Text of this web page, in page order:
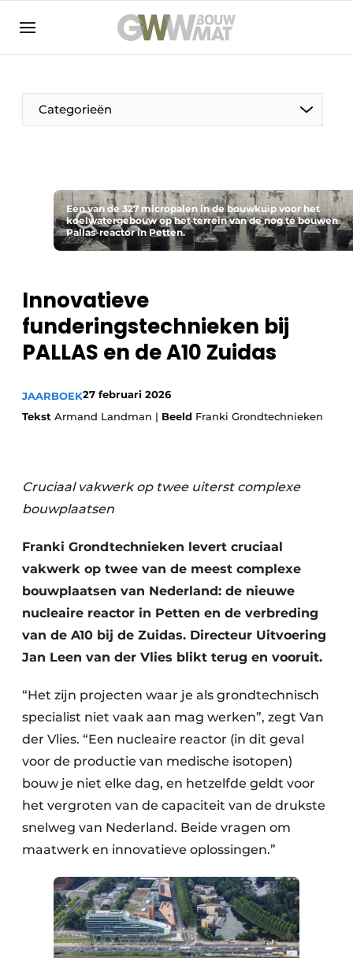
NL EN
Categorieën
De Pen
Vrouw in de bouw
Duurzaamheid & Innovatie
Fundering
Kopen/Huren/Leasen
Sloop & Recycling
Bouwtransport
Een van de 327 micropalen in de bouwkuip voor het
koelwatergebouw op het terrein van de nog te bouwen
Pallas-reactor in Petten.
Innovatieve
funderingstechnieken bij
PALLAS en de A10 Zuidas
JAARBOEK27 februari 2026
Tekst Armand Landman | Beeld Franki Grondtechnieken
Cruciaal vakwerk op twee uiterst complexe
bouwplaatsen
Franki Grondtechnieken levert cruciaal
vakwerk op twee van de meest complexe
bouwplaatsen van Nederland: de nieuwe
nucleaire reactor in Petten en de verbreding
van de A10 bij de Zuidas. Directeur Uitvoering
Jan Leen van der Vlies blikt terug en vooruit.
“Het zijn projecten waar je als grondtechnisch
specialist niet vaak aan mag werken”, zegt Van
der Vlies. “Een nucleaire reactor (in dit geval
voor de productie van medische isotopen)
bouw je niet elke dag, en hetzelfde geldt voor
het vergroten van de capaciteit van de drukste
snelweg van Nederland. Beide vragen om
maatwerk en innovatieve oplossingen.”